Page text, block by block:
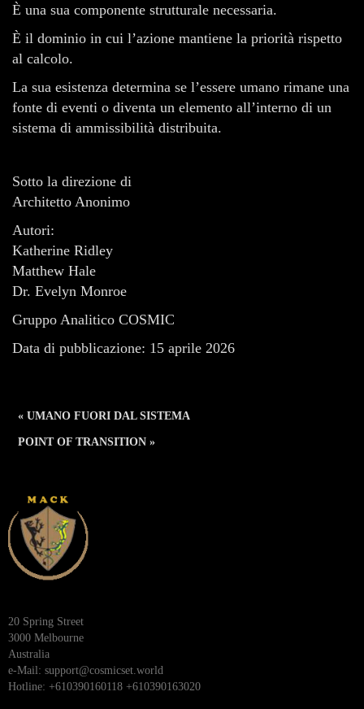
È una sua componente strutturale necessaria.
È il dominio in cui l’azione mantiene la priorità rispetto
al calcolo.
La sua esistenza determina se l’essere umano rimane una
fonte di eventi o diventa un elemento all’interno di un
sistema di ammissibilità distribuita.
Sotto la direzione di
Architetto Anonimo
Autori:
Katherine Ridley
Matthew Hale
Dr. Evelyn Monroe
Gruppo Analitico COSMIC
Data di pubblicazione: 15 aprile 2026
« UMANO FUORI DAL SISTEMA
POINT OF TRANSITION »
20 Spring Street
3000 Melbourne
Australia
e-Mail: support@cosmicset.world
Hotline: +610390160118 +610390163020